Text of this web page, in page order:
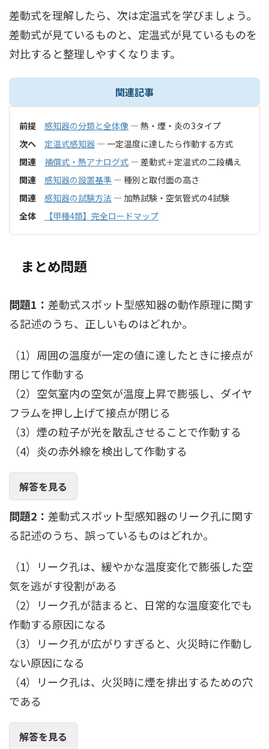
差動式を理解したら、次は定温式を学びましょう。
差動式が見ているものと、定温式が見ているものを
対比すると整理しやすくなります。
関連記事
前提 感知器の分類と全体像 — 熱・煙・炎の3タイプ
次へ
定温式感知器 — 一定温度に達したら作動する方式
関連
補償式・熱アナログ式 — 差動式＋定温式の二段構え
関連
感知器の設置基準 — 種別と取付面の高さ
関連
感知器の試験方法 — 加熱試験・空気管式の4試験
全体
【甲種4類】完全ロードマップ
まとめ問題
問題1： 差動式スポット型感知器の動作原理に関す
る記述のうち、正しいものはどれか。
（1）周囲の温度が一定の値に達したときに接点が
閉じて作動する
（2）空気室内の空気が温度上昇で膨張し、ダイヤ
フラムを押し上げて接点が閉じる
（3）煙の粒子が光を散乱させることで作動する
（4）炎の赤外線を検出して作動する
解答を見る
問題2： 差動式スポット型感知器のリーク孔に関す
る記述のうち、誤っているものはどれか。
（1）リーク孔は、緩やかな温度変化で膨張した空
気を逃がす役割がある
（2）リーク孔が詰まると、日常的な温度変化でも
作動する原因になる
（3）リーク孔が広がりすぎると、火災時に作動し
ない原因になる
（4）リーク孔は、火災時に煙を排出するための穴
である
解答を見る